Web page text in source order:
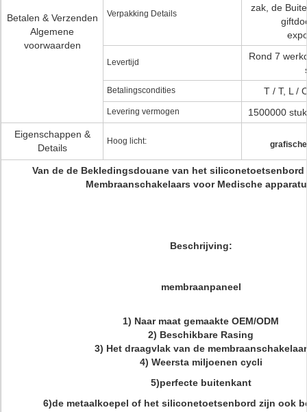
Betalen & Verzenden
Algemene
voorwaarden
Verpakking Details
zak, de
Levertijd
Rond 7
Betalingscondities T / T, L /
Levering vermogen
1500000
Eigenschappen &
Details
Hoog licht:
Van de de Bekledingsdouane van het siliconetoetsenbord
Membraanschakelaars voor Medische
Beschrijving:
membraanpaneel
1) Naar maat gemaakte OEM/ODM
2) Beschikbare Rasing
3) Het draagvlak van de membraanschakelaar
4) Weersta miljoenen cycli
5)perfecte buitenkant
6)de metaalkoepel of het siliconetoetsenbord zijn ook